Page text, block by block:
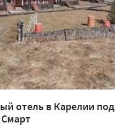
отель в Карелии под